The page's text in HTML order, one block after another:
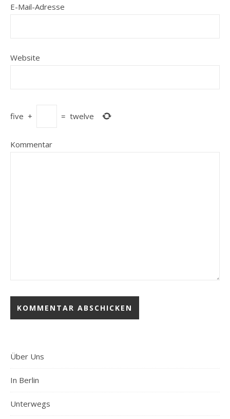
E-Mail-Adresse
Website
five + = twelve
Kommentar
Über Uns
In Berlin
Unterwegs